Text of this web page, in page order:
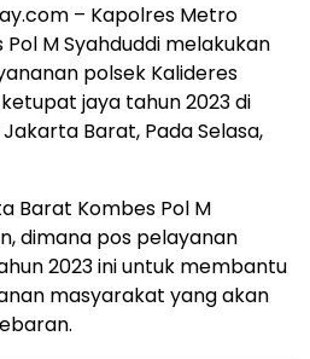
– Kapolres Metro
M Syahduddi melakukan
polsek Kalideres
jaya tahun 2023 di
Barat, Pada Selasa,
Barat Kombes Pol M
dimana pos pelayanan
2023 ini untuk membantu
masyarakat yang akan